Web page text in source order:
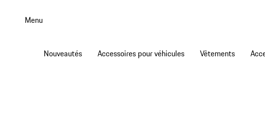
Menu
Nouveautés Accessoires pour véhicules Vêtements